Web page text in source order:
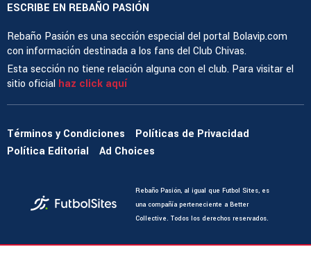
ESCRIBE EN REBAÑO PASIÓN
Rebaño Pasión es una sección especial del portal Bolavip.com
con información destinada a los fans del Club Chivas.
Esta sección no tiene relación alguna con el club. Para visitar el
sitio oficial haz click aquí
Términos y Condiciones
Políticas de Privacidad
Política Editorial
Ad Choices
Rebaño Pasión, al igual que Futbol Sites, es
una compañía perteneciente a Better
Collective. Todos los derechos reservados.